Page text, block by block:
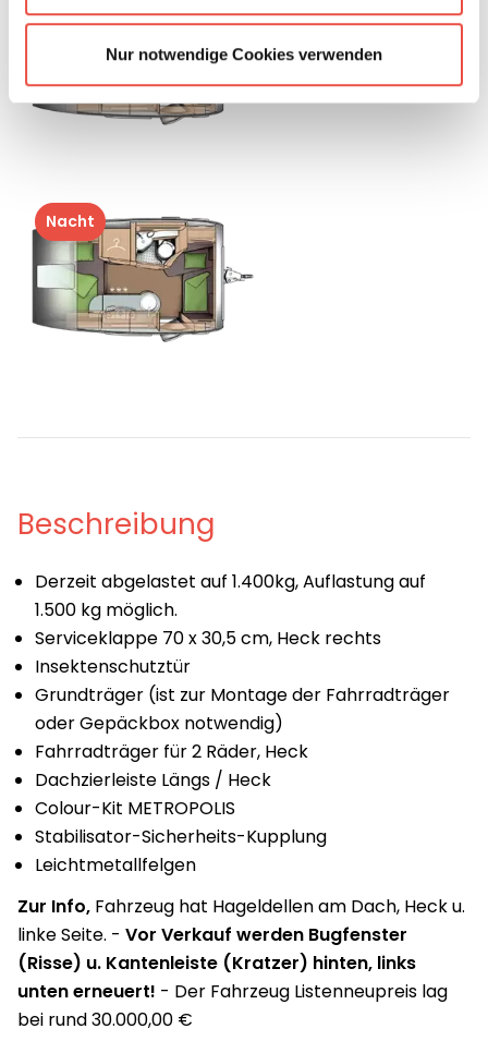
Nur notwendige Cookies verwenden
Nacht
Beschreibung
Derzeit abgelastet auf 1.400kg, Auflastung auf
1.500 kg möglich.
Serviceklappe 70 x 30,5 cm, Heck rechts
Insektenschutztür
Grundträger (ist zur Montage der Fahrradträger
oder Gepäckbox notwendig)
Fahrradträger für 2 Räder, Heck
Dachzierleiste Längs / Heck
Colour-Kit METROPOLIS
Stabilisator-Sicherheits-Kupplung
Leichtmetallfelgen
Zur Info, Fahrzeug hat Hageldellen am Dach, Heck u.
linke Seite. - Vor Verkauf werden Bugfenster
(Risse) u. Kantenleiste (Kratzer) hinten, links
unten erneuert! - Der Fahrzeug Listenneupreis lag
bei rund 30.000,00 €